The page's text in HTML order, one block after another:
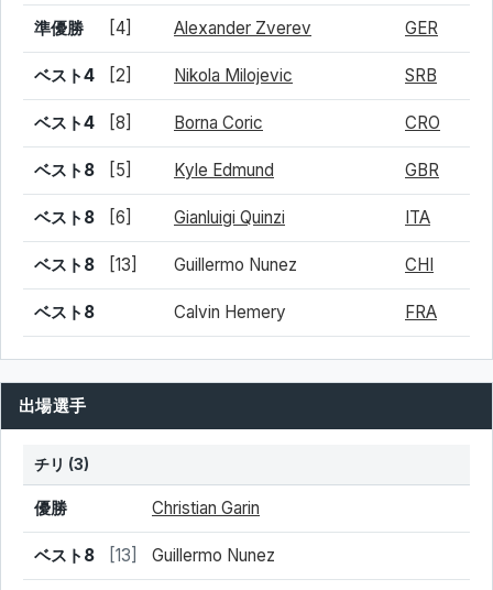
準優勝 [4] Alexander Zverev GER
ベスト4 [2] Nikola Milojevic SRB
ベスト4 [8] Borna Coric CRO
ベスト8 [5] Kyle Edmund GBR
ベスト8 [6] Gianluigi Quinzi ITA
ベスト8 [13] Guillermo Nunez CHI
ベスト8 Calvin Hemery FRA
出場選手
チリ (3)
結果 選手名
優勝 Christian Garin
ベスト8 [13] Guillermo Nunez